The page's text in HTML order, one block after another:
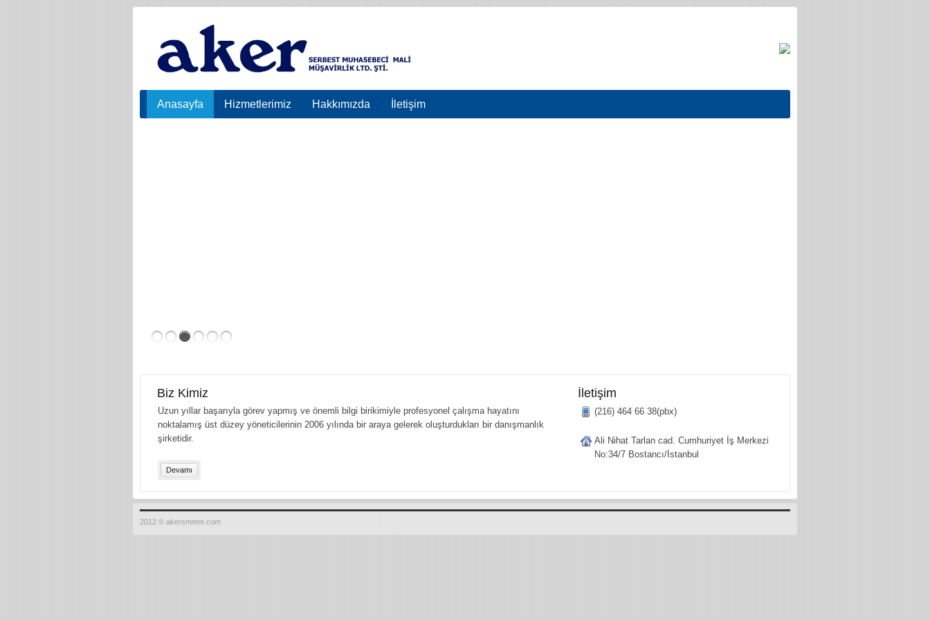
Anasayfa Hizmetlerimiz Hakkımızda İletişim
Biz Kimiz
Uzun yıllar başarıyla görev yapmış ve önemli bilgi birikimiyle profesyonel çalışma hayatını
noktalamış üst düzey yöneticilerinin 2006 yılında bir araya gelerek oluşturdukları bir danışmanlık
şirketidir.
Devamı
İletişim
(216) 464 66 38(pbx)
Ali Nihat Tarlan cad. Cumhuriyet İş Merkezi
No:34/7 Bostancı/İstanbul
2012 © akersmmm.com